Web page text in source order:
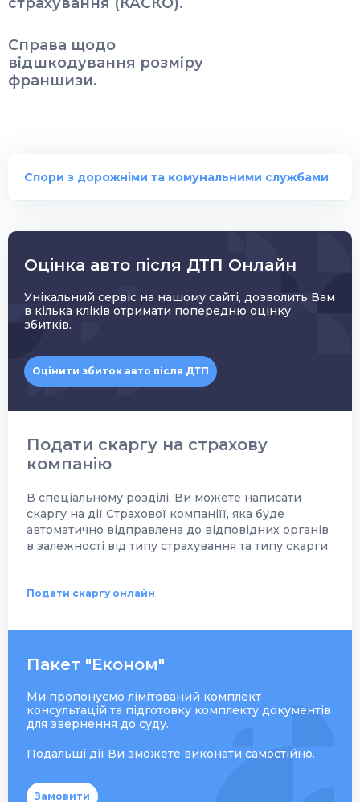
Справа щодо
відшкодування розміру
франшизи.
Спори з дорожніми та комунальними службами
Оцінка авто після ДТП Онлайн
Унікальний сервіс на нашому сайті, дозволить Вам
в кілька кліків отримати попередню оцінку
збитків.
Оцінити збиток авто після ДТП
Подати скаргу на страхову
компанію
В спеціальному розділі, Ви можете написати
скаргу на дії Страхової компаніїї, яка буде
автоматично відправлена до відповідних органів
в залежності від типу страхування та типу скарги.
Подати скаргу онлайн
Пакет "Економ"
Ми пропонуємо лімітований комплект
консультацій та підготовку комплекту документів
для звернення до суду.
Подальші дії Ви зможете виконати самостійно.
Замовити